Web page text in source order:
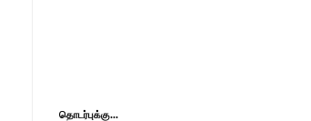
தொடர்புக்கு...